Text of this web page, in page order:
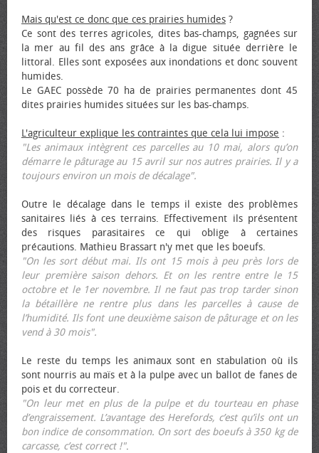
Mais qu'est ce donc que ces prairies humides ?
Ce sont des terres agricoles, dites bas-champs, gagnées sur
la mer au fil des ans grâce à la digue située derrière le
littoral. Elles sont exposées aux inondations et donc souvent
humides.
Le GAEC possède 70 ha de prairies permanentes dont 45
dites prairies humides situées sur les bas-champs.
L'agriculteur explique les contraintes que cela lui impose :
"Les animaux intègrent ces parcelles au 10 mai, alors qu’on
démarre le pâturage au 15 avril sur nos autres prairies. Il y a
toujours environ un mois de décalage".
Outre le décalage dans le temps il existe des problèmes
sanitaires liés à ces terrains. Effectivement ils présentent
des risques parasitaires ce qui oblige à certaines
précautions. Mathieu Brassart n'y met que les bœufs.
"On les sort début mai. Ils ont 15 mois à peu près lors de
leur première saison dehors. Et on les rentre entre le 15
octobre et le 1er novembre. Il ne faut pas trop tarder sinon
la bétaillère ne rentre plus dans les parcelles à cause de
l’humidité. Ils font une deuxième saison de pâturage et on les
vend à 30 mois".
Le reste du temps les animaux sont en stabulation où ils
sont nourris au maïs et à la pulpe avec un ballot de fanes de
pois et du correcteur.
"On leur met en plus de la pulpe et du tourteau en phase
d’engraissement. L’avantage des Herefords, c’est qu’ils ont un
bon indice de consommation. On sort des bœufs à 350 kg de
carcasse, c’est correct !".